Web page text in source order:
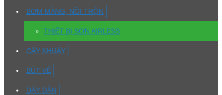
BƠM MÀNG, NỒI TRỘN
THIẾT BỊ SƠN AIRLESS
CÂY KHUẤY
BÚT VẼ
DÂY DẪN